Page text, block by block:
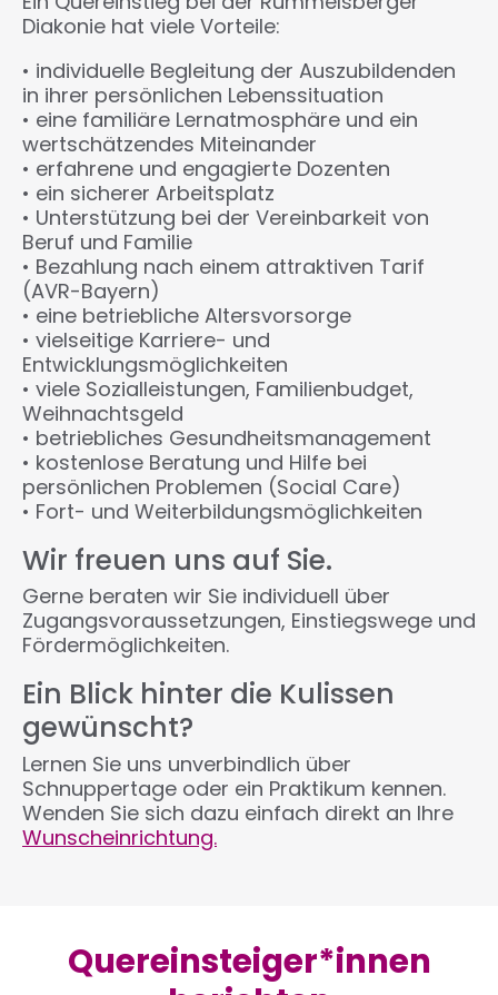
Diakonie hat viele Vorteile:
• individuelle Begleitung der Auszubildenden
in ihrer persönlichen Lebenssituation
• eine familiäre Lernatmosphäre und ein
wertschätzendes Miteinander
• erfahrene und engagierte Dozenten
• ein sicherer Arbeitsplatz
• Unterstützung bei der Vereinbarkeit von
Beruf und Familie
• Bezahlung nach einem attraktiven Tarif
(AVR-Bayern)
• eine betriebliche Altersvorsorge
• vielseitige Karriere- und
Entwicklungsmöglichkeiten
• viele Sozialleistungen, Familienbudget,
Weihnachtsgeld
• betriebliches Gesundheitsmanagement
• kostenlose Beratung und Hilfe bei
persönlichen Problemen (Social Care)
• Fort- und Weiterbildungsmöglichkeiten
Wir freuen uns auf Sie.
Gerne beraten wir Sie individuell über
Zugangsvoraussetzungen, Einstiegswege und
Fördermöglichkeiten.
Ein Blick hinter die Kulissen
gewünscht?
Lernen Sie uns unverbindlich über
Schnuppertage oder ein Praktikum kennen.
Wenden Sie sich dazu einfach direkt an Ihre
Wunscheinrichtung.
Quereinsteiger*innen